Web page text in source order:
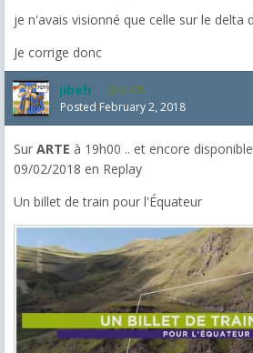
je n'avais visionné que celle sur le delta
Je corrige donc
jibeh 5,475
Posted February 2, 2018
Sur ARTE à 19h00 .. et encore
09/02/2018 en Replay
Un billet de train pour l'Équateur